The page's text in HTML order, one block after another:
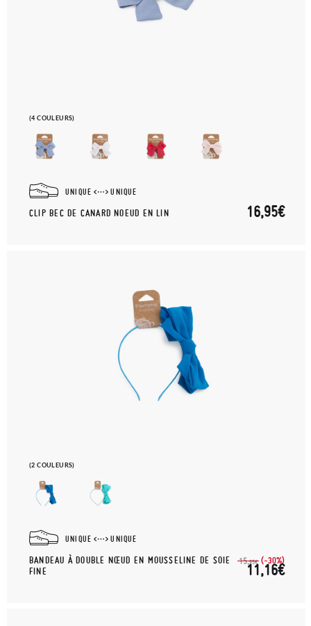
(4 COULEURS)
UNIQUE UNIQUE
CLIP BEC DE CANARD NOEUD EN LIN 16,95€
(2 COULEURS)
UNIQUE UNIQUE
BANDEAU À DOUBLE NŒUD EN MOUSSELINE DE SOIE
FINE
15,95€ (-30%)
11,16€